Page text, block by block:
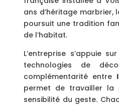
ans d’héritage marbrier,
poursuit une tradition
de l’habitat.
L’entreprise s’appuie
technologies de
complémentarité entre
permet de travailler la
sensibilité du geste.